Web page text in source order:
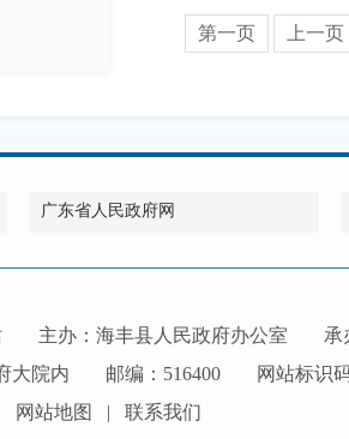
第一页 上一页
广东省人民政府网
主办：海丰县人民政府办公室
承
大院内
邮编：516400 网站标识
网站地图 |联系我们